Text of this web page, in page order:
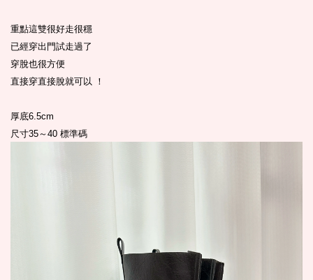
重點這雙很好走很穩
已經穿出門試走過了
穿脫也很方便
直接穿直接脫就可以 ！
厚底6.5cm
尺寸35～40 標準碼